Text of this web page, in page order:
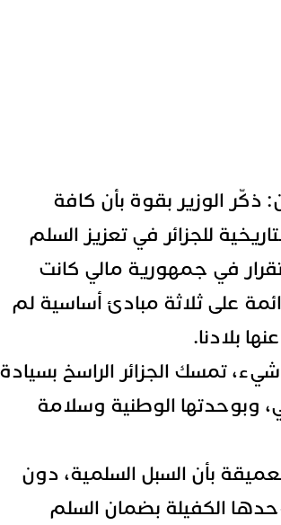
ذكّر الوزير بقوة بأن كافة
للجزائر في تعزيز السلم
في جمهورية مالي كانت
على ثلاثة مبادئ أساسية لم
بلادنا.
تمسك الجزائر الراسخ بسيادة
وبوحدتها الوطنية وسلامة
بأن السبل السلمية، دون
الكفيلة بضمان السلم